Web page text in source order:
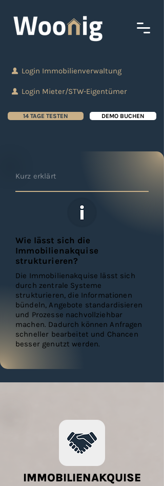
Login Immobilienverwaltung
Login Mieter/STW-Eigentümer
14 TAGE TESTEN DEMO BUCHEN
Kurz erklärt
Wie lässt sich die
Immobilienakquise
strukturieren?
Die Immobilienakquise lässt sich
durch zentrale Systeme
strukturieren, die Informationen
bündeln, Angebote standardisieren
und Prozesse nachvollziehbar
machen. Dadurch können Anfragen
schneller bearbeitet und Chancen
besser genutzt werden.
IMMOBILIENAKQUISE